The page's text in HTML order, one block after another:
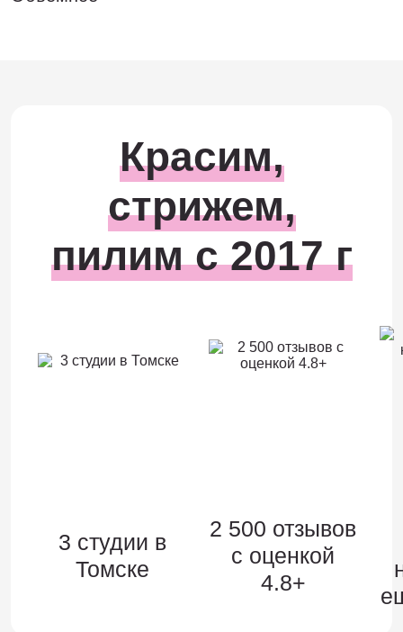
Красим,
стрижем,
пилим с 2017 г
3 студии в
Томске
2 500 отзывов
c оценкой
4.8+